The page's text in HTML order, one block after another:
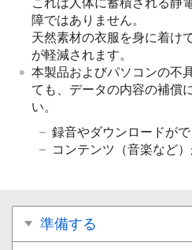
障ではありません。
天然素材の衣服を身に着け
が軽減されます。
本製品およびパソコンの不
ても、データの内容の補償
い。
録音やダウンロードがで
コンテンツ（音楽など
準備する